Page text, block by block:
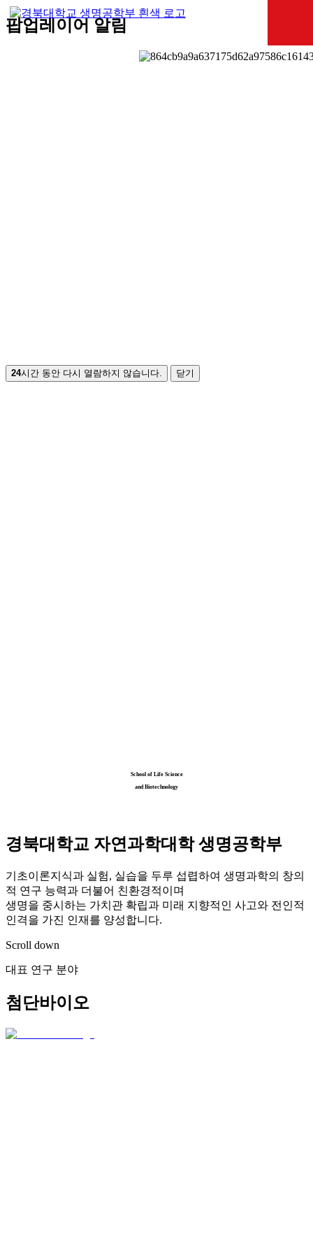
팝업레이어 알림
24시간 동안 다시 열람하지 않습니다. 닫기
School of Life Science
and Biotechnology
경북대학교 자연과학대학 생명공학부
기초이론지식과 실험, 실습을 두루 섭렵하여 생명과학의 창의
적 연구 능력과 더불어 친환경적이며
생명을 중시하는 가치관 확립과 미래 지향적인 사고와 전인적
인격을 가진 인재를 양성합니다.
Scroll down
대표 연구 분야
첨단바이오